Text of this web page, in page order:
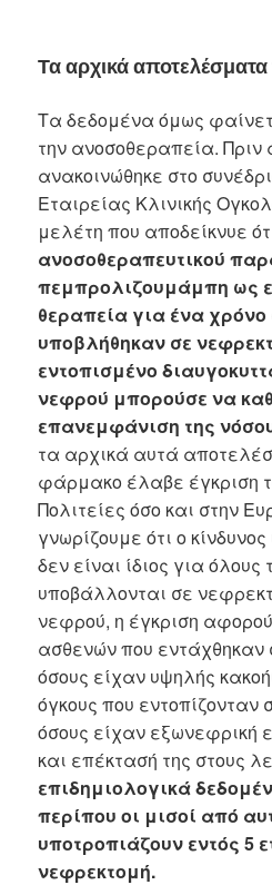
Τα αρχικά αποτελέσματα
Τα δεδομένα όμως
την ανοσοθεραπεία. Πριν
ανακοινώθηκε στο
Εταιρείας Κλινικής
μελέτη που αποδείκνυε
ανοσοθεραπευτικού
πεμπρολιζουμάμπη ως
θεραπεία για ένα χρόνο
υποβλήθηκαν σε
εντοπισμένο
νεφρού μπορούσε να
επανεμφάνιση της
τα αρχικά αυτά
φάρμακο έλαβε έγκριση
Πολιτείες όσο και στην
γνωρίζουμε ότι ο
δεν είναι ίδιος για
υποβάλλονται σε
νεφρού, η έγκριση
ασθενών που εντάχθηκαν
όσους είχαν υψηλής
όγκους που
όσους είχαν εξωνεφρική
και επέκτασή της στους
επιδημιολογικά
περίπου οι μισοί από
υποτροπιάζουν εντός 5
νεφρεκτομή.